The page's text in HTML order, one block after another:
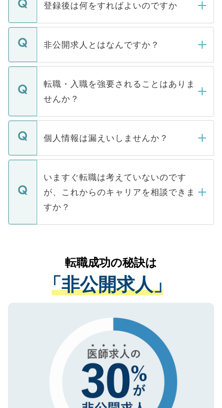
登録後は何をすればよいのですか
ご登録いただきましたら、弊社担当者がご
登録内容を確認し、その後メールもしくは
ます。通常、5営業日以内にはご連絡をせて
いただきますので、しばらくお待ちくださ
非公開求人とはなんですか？
マイナビDOCTORで取り扱っている求人の
うち約3割は、Webサイトからご覧いただ
けない「非公開求人」です。非公開求人は
下記の理由によって、一般には公開してい
ません。
■応募殺到を避けるため 人気のある医療機
関を公にしてしまうと、応募が殺到する場
に、医療機関が求める条件に合った人材の
みを人材紹介会社に依頼するケースが増え
ています。
転職・入職を強要されることはありま
せんか？
転職・入職を強要することは一切ありませ
ん。また、仮に応募先から内定をいただい
定を承諾する必要はありません。内定先へ
の辞退の連絡はキャリアパートナーが行い
個人情報は漏えいしませんか？
個人情報が漏えいすることはありませんの
で、ご安心ください。当サイトからの登録
などで収集したご登録者様の個人情報は、
ご本人のキャリアアップおよび転職活動の
支援を目的に使用いたします。お預かりし
ているすべての個人データはご本人の許可
は、個人情報の取り扱いについての厳密な
管理基準を満たした事業者のみに付与され
る、プライバシーマークを取得済みです。
で、機密保持に関してもご安心ください。
いますぐ転職は考えていないのです
が、これからのキャリアを相談できま
すか？
かがいして、現在の医療機関の状況や紹介
経験をまじえながら、適切なアドバイスを
させていただきます。すぐにご転職をされ
ない方には、長期的なサポートが可能です
ので、まずはご登録ください。
転職成功の秘訣は
「非公開求人」